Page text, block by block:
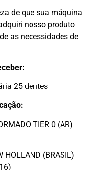
de que sua máquina
nosso produto
as necessidades de
25 dentes
TIER 0 (AR)
HOLLAND (BRASIL)